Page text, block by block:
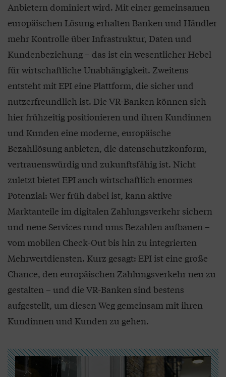
Anbietern dominiert wird. Mit einer gemeinsamen
europäischen Lösung erhalten Banken und Händler
mehr Kontrolle über Infrastruktur, Daten und
Kundenbeziehung – das ist ein wesentlicher Hebel
für wirtschaftliche Unabhängigkeit. Zweitens
entsteht mit EPI eine Plattform, die sicher und
nutzerfreundlich ist. Die VR-Banken können sich
hier frühzeitig positionieren und ihren Kundinnen
und Kunden eine moderne, europäische
Bezahllösung anbieten, die datenschutzkonform,
vertrauenswürdig und zukunftsfähig ist. Nicht
zuletzt bietet EPI auch wirtschaftlich enormes
Potenzial: Wer früh dabei ist, kann aktive
Marktanteile im digitalen Zahlungsverkehr sichern
und neue Services rund ums Bezahlen aufbauen –
vom mobilen Check-Out bis hin zu integrierten
Mehrwertdiensten. Kurz gesagt: EPI ist eine große
Chance, den europäischen Zahlungsverkehr neu zu
gestalten – und die VR-Banken sind bestens
aufgestellt, um diesen Weg gemeinsam mit ihren
Kundinnen und Kunden zu gehen.